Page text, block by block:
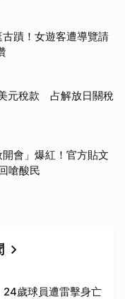
蹟！女遊客遭導覽請
元稅款 占解放日關稅
會」爆紅！官方貼文
嗆酸民
歲球員遭雷擊身亡